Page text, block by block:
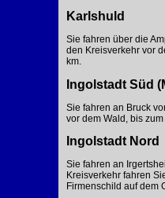
Karlshuld
Sie fahren über die
den Kreisverkehr vor
km.
Ingolstadt Süd
Sie fahren an Bruck
vor dem Wald, bis
Ingolstadt Nord
Sie fahren an
Kreisverkehr fahren
Firmenschild auf dem